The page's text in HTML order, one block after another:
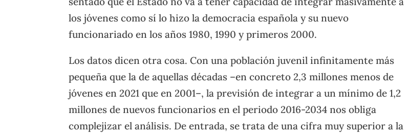
los jóvenes como sí lo hizo la democracia española y su nuevo
funcionariado en los años 1980, 1990 y primeros 2000.
Los datos dicen otra cosa. Con una población juvenil infinitamente más
pequeña que la de aquellas décadas –en concreto 2,3 millones menos de
jóvenes en 2021 que en 2001–, la previsión de integrar a un mínimo de 1,2
millones de nuevos funcionarios en el periodo 2016-2034 nos obliga
complejizar el análisis. De entrada, se trata de una cifra muy superior a la